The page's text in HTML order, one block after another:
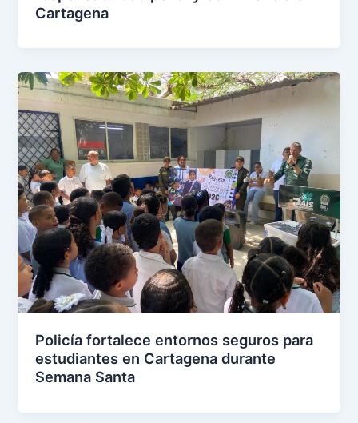
Cartagena
Policía fortalece entornos seguros para
estudiantes en Cartagena durante
Semana Santa